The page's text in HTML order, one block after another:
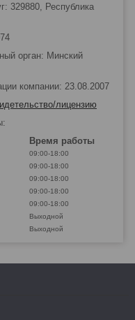
329880, Республика
орган: Минский
компании: 23.08.2007
лицензию
Время работы
09:00-18:00
09:00-18:00
09:00-18:00
09:00-18:00
09:00-18:00
Выходной
Выходной